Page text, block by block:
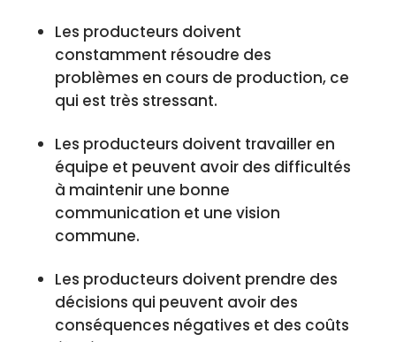
Les producteurs doivent
constamment résoudre des
problèmes en cours de production, ce
qui est très stressant.
Les producteurs doivent travailler en
équipe et peuvent avoir des difficultés
à maintenir une bonne
communication et une vision
commune.
Les producteurs doivent prendre des
décisions qui peuvent avoir des
conséquences négatives et des coûts